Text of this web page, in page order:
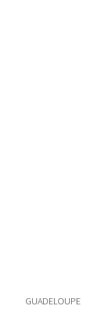
GUADELOUPE